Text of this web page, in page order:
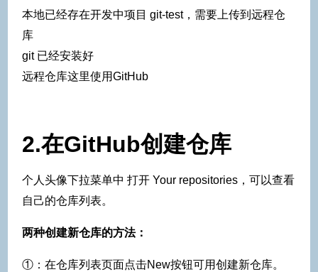
本地已经存在开发中项目 git-test，需要上传到远程仓
库
git 已经安装好
远程仓库这里使用GitHub
2.在GitHub创建仓库
个人头像下拉菜单中 打开 Your repositories，可以查看
自己的仓库列表。
两种创建新仓库的方法：
①：在仓库列表页面点击New按钮可用创建新仓库。